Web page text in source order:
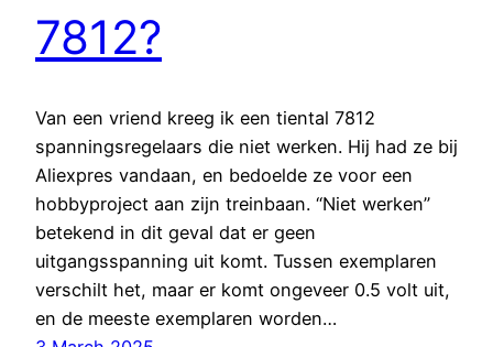
7812?
Van een vriend kreeg ik een tiental 7812
spanningsregelaars die niet werken. Hij had ze bij
Aliexpres vandaan, en bedoelde ze voor een
hobbyproject aan zijn treinbaan. “Niet werken”
betekend in dit geval dat er geen
uitgangsspanning uit komt. Tussen exemplaren
verschilt het, maar er komt ongeveer 0.5 volt uit,
en de meeste exemplaren worden…